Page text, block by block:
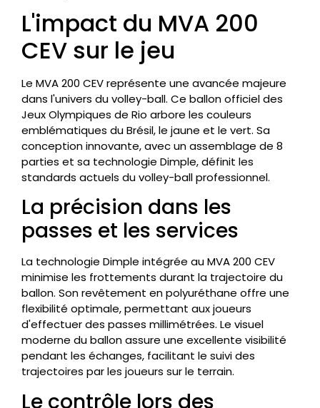
L'impact du MVA 200
CEV sur le jeu
Le MVA 200 CEV représente une avancée majeure
dans l'univers du volley-ball. Ce ballon officiel des
Jeux Olympiques de Rio arbore les couleurs
emblématiques du Brésil, le jaune et le vert. Sa
conception innovante, avec un assemblage de 8
parties et sa technologie Dimple, définit les
standards actuels du volley-ball professionnel.
La précision dans les
passes et les services
La technologie Dimple intégrée au MVA 200 CEV
minimise les frottements durant la trajectoire du
ballon. Son revêtement en polyuréthane offre une
flexibilité optimale, permettant aux joueurs
d'effectuer des passes millimétrées. Le visuel
moderne du ballon assure une excellente visibilité
pendant les échanges, facilitant le suivi des
trajectoires par les joueurs sur le terrain.
Le contrôle lors des